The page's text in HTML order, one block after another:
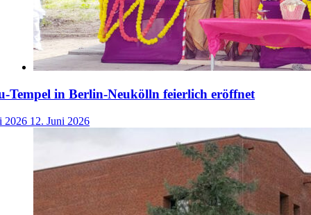
Tempel in Berlin-Neukölln feierlich eröffnet
2026 12. Juni 2026